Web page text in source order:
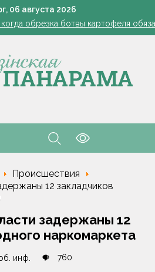
06 августа 2026
охране труда профсоюза
обрезка ботвы картофеля
фары и продолжаем жать
проезд, если у работника нет
охране труда профсоюза
Происшествия
12 закладчиков
задержаны 12
наркомаркета
инф. 760